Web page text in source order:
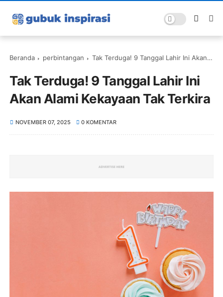
Beranda perbintangan Tak Terduga! 9 Tanggal Lahir Ini Akan Alami Kekayaan Tak Terkira
Tak Terduga! 9 Tanggal Lahir Ini
Akan Alami Kekayaan Tak Terkira
NOVEMBER 07, 2025 0 KOMENTAR